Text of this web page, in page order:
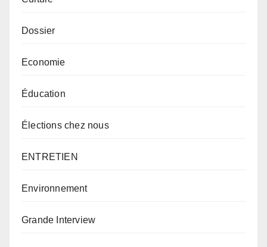
Dossier
Economie
Éducation
Élections chez nous
ENTRETIEN
Environnement
Grande Interview